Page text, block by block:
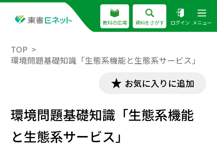
教科の広場 資料をさがす ログイン メニュー
TOP
環境問題基礎知識「生態系機能と生態系サービス」
お気に入りに追加
環境問題基礎知識「生態系機能
と生態系サービス」